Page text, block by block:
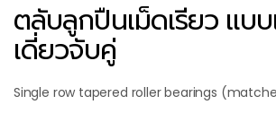
ตลับลูกปืนเม็ดเรียว แบ
เดี่ยวจับคู่
Single row tapered roller bearings